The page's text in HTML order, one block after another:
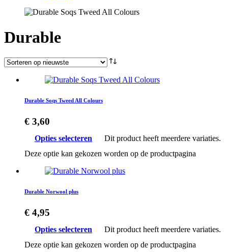
Durable
Durable Soqs Tweed All Colours
€ 3,60
Opties selecteren
Dit product heeft meerdere variaties.
Deze optie kan gekozen worden op de productpagina
Durable Norwool plus
€ 4,95
Opties selecteren
Dit product heeft meerdere variaties.
Deze optie kan gekozen worden op de productpagina